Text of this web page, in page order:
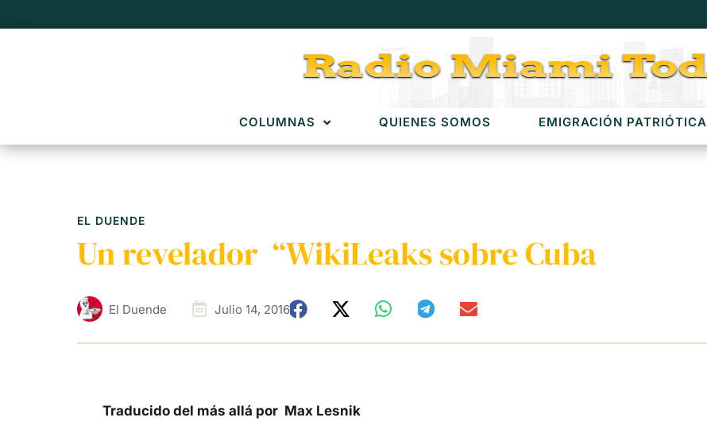
COLUMNAS QUIENES SOMOS EMIGRACIÓN PATRIÓTICA
EL DUENDE
Un revelador “WikiLeaks sobre Cuba
El Duende Julio 14, 2016
Traducido del más allá por Max Lesnik